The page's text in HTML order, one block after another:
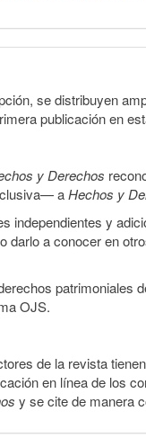
se distribuyen
publicación en
y Derechos
aHechos y
independientes y
darlo a conocer en
OJS.
de la revista
en línea de los
y se cite de manera